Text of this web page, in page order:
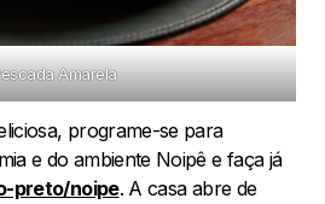
Amarela
programe-se para
e do ambiente Noipê e faça já
preto/noipe. A casa abre de